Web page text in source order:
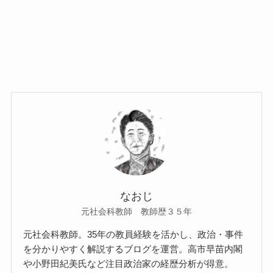
なおじ
元社会科教師 教師歴３５年
元社会科教師。35年の教員経験を活かし、政治・事件
を分かりやすく解説するブログを運営。高市早苗内閣
や小野田紀美氏など注目政治家の経歴分析が得意。